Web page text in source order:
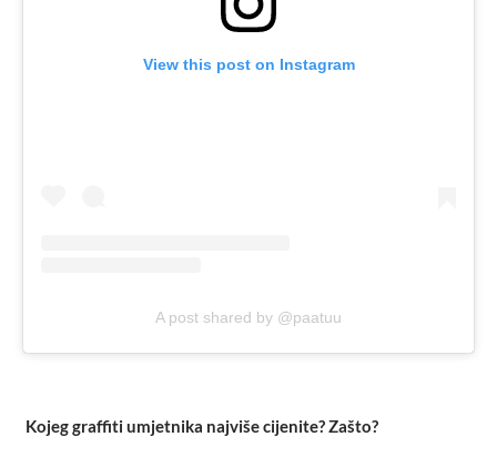
View this post on Instagram
A post shared by @paatuu
Kojeg graffiti umjetnika najviše cijenite? Zašto?